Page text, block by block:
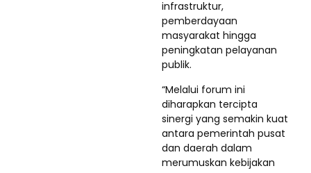
infrastruktur,
pemberdayaan
masyarakat hingga
peningkatan pelayanan
publik.
“Melalui forum ini
diharapkan tercipta
sinergi yang semakin kuat
antara pemerintah pusat
dan daerah dalam
merumuskan kebijakan